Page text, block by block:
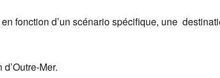
fonction d’un scénario spécifique, une
Mer.